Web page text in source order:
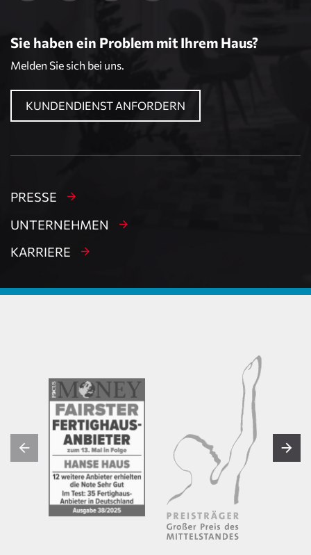
Sie haben ein Problem mit Ihrem Haus?
Melden Sie sich bei uns.
KUNDENDIENST ANFORDERN
PRESSE
UNTERNEHMEN
KARRIERE